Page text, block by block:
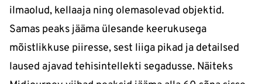
ilmaolud, kellaaja ning olemasolevad objektid.
Samas peaks jääma ülesande keerukusega
mõistlikkuse piiresse, sest liiga pikad ja detailsed
laused ajavad tehisintellekti segadusse. Näiteks